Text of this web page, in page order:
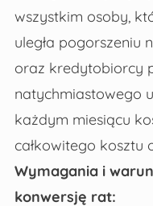
wszystkim osoby,
uległa pogorszeniu
oraz kredytobiorcy
natychmiastowego
każdym miesiącu
całkowitego kosztu
Wymagania i
konwersję rat: